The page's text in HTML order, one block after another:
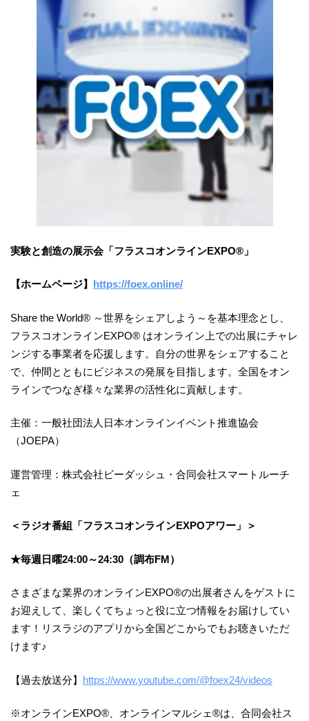
実験と創造の展示会「フラスコオンラインEXPO®︎」
【ホームページ】 https://foex.online/
Share the World®︎ ～世界をシェアしよう～を基本理念とし、
フラスコオンラインEXPO®︎ はオンライン上での出展にチャレ
ンジする事業者を応援します。自分の世界をシェアすること
で、仲間とともにビジネスの発展を目指します。全国をオン
ラインでつなぎ様々な業界の活性化に貢献します。
主催：一般社団法人日本オンラインイベント推進協会
（JOEPA）
運営管理：株式会社ビーダッシュ・合同会社スマートルーチ
ェ
＜ラジオ番組「フラスコオンラインEXPOアワー」＞
★毎週日曜24:00～24:30（調布FM）
さまざまな業界のオンラインEXPO®の出展者さんをゲストに
お迎えして、楽しくてちょっと役に立つ情報をお届けしてい
ます！リスラジのアプリから全国どこからでもお聴きいただ
けます♪
【過去放送分】 https://www.youtube.com/@foex24/videos
※オンラインEXPO®︎、オンラインマルシェ®︎は、合同会社ス